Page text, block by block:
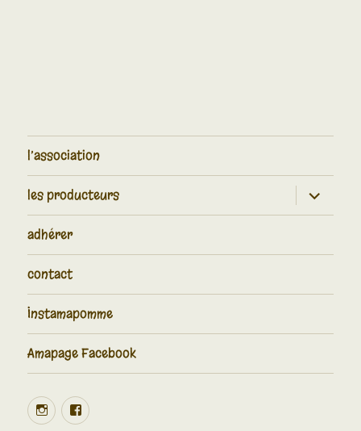
l’association
les producteurs
adhérer
contact
Instamapomme
Amapage Facebook